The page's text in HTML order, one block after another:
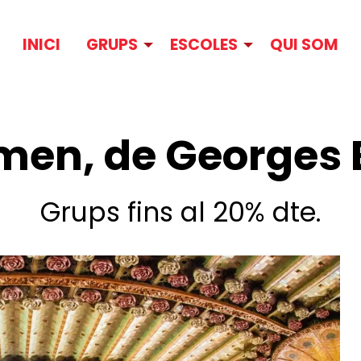
INICI GRUPS ESCOLES QUI SOM
de Georges
Grups fins al 20% dte.